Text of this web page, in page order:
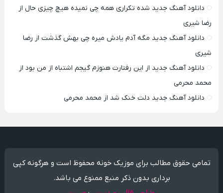
دانلود آهنگ جدید شده تکراری همه چی نمیده هیچ چیزی حال از
رضا شیری
دانلود آهنگ جدید مگه آدم یادش میره چی بهش گذشت از رضا
شیری
دانلود آهنگ جدید از این رفتارت هنوزم گیجم اشتباه از من بود از
محمد محرمی
دانلود آهنگ جدید دلت خنک شد از محمد محرمی
تمامی حقوق مطالب برای موزیک خونه محفوظ است و هرگونه کپی
برداری بدون ذکر منبع ممنوع می باشد.